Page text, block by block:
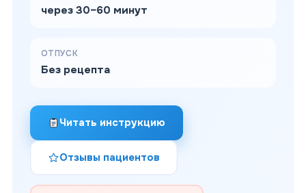
через 30–60 минут
ОТПУСК
Без рецепта
Читать инструкцию
Отзывы пациентов